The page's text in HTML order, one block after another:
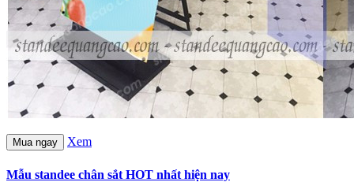
Mua ngay Xem
Mẫu standee chân sắt HOT nhất hiện nay